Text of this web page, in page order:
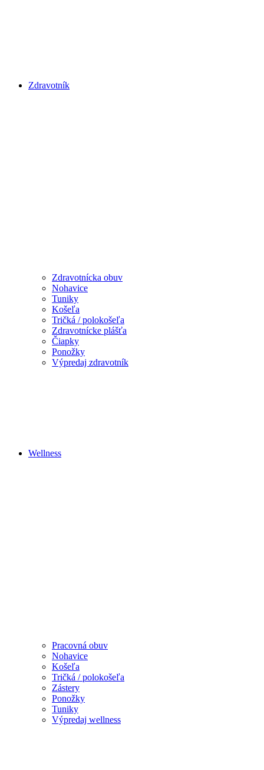
Zdravotník
Zdravotnícka obuv
Nohavice
Tuniky
Košeľa
Tričká / polokošeľa
Zdravotnícke plášťa
Čiapky
Ponožky
Výpredaj zdravotník
Wellness
Pracovná obuv
Nohavice
Košeľa
Tričká / polokošeľa
Zástery
Ponožky
Tuniky
Výpredaj wellness